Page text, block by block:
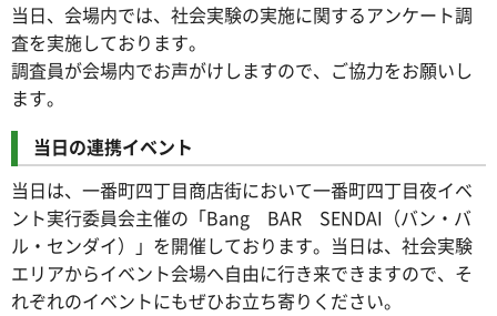
当日、会場内では、社会実験の実施に関するアンケート調
査を実施しております。
調査員が会場内でお声がけしますので、ご協力をお願いし
ます。
当日の連携イベント
当日は、一番町四丁目商店街において一番町四丁目夜イベ
ント実行委員会主催の「Bang BAR SENDAI（バン・バ
ル・センダイ）」を開催しております。当日は、社会実験
エリアからイベント会場へ自由に行き来できますので、そ
れぞれのイベントにもぜひお立ち寄りください。